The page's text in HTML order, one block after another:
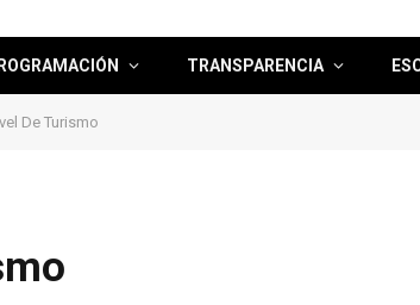
TRANSPARENCIA
De Turismo